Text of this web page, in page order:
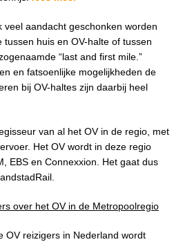
veel aandacht geschonken worden
huis en OV-halte of tussen
“last and first mile.”
en fatsoenlijke mogelijkheden de
bij OV-haltes zijn daarbij heel
van al het OV in de regio, met
Het OV wordt in deze regio
EBS en Connexxion. Het gaat dus
over het OV in de Metropoolregio
OV reizigers in Nederland wordt